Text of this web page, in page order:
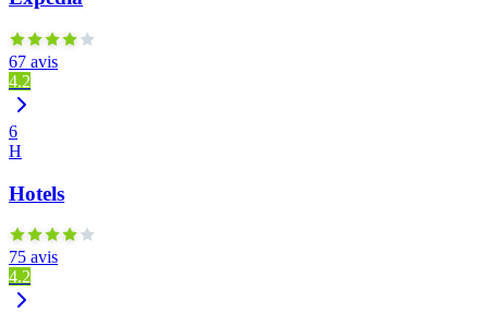
67 avis
4.2
6
H
Hotels
75 avis
4.2